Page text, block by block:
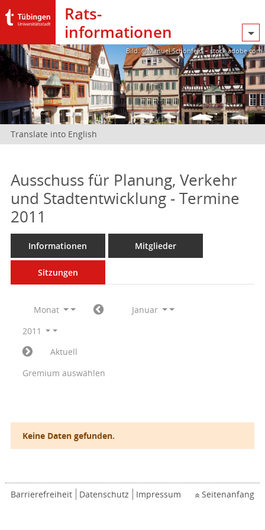
Rats­
informationen
Bild: @Manuel Schönfeld – stock.adobe.com
Translate into English
Ausschuss für Planung, Verkehr
und Stadtentwicklung - Termine
2011
Informationen Mitglieder
Sitzungen
Monat
Januar
2011
Aktuell
Gremium auswählen
Keine Daten gefunden.
Barrierefreiheit Datenschutz Impressum Seitenanfang